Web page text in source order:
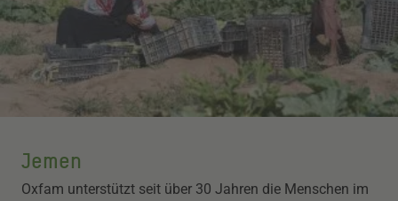
Jemen
Oxfam unterstützt seit über 30 Jahren die Menschen im